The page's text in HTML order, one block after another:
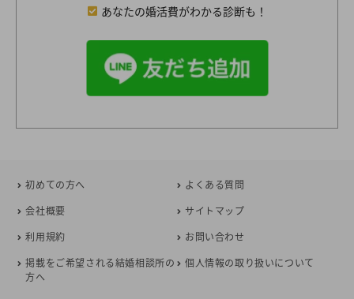
あなたの婚活費がわかる診断も！
初めての方へ
よくある質問
会社概要
サイトマップ
利用規約
お問い合わせ
掲載をご希望される結婚相談所の
方へ
個人情報の取り扱いについて